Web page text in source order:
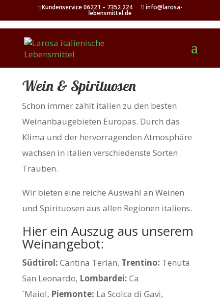
Kundenservice 06221 – 7352 224 info@larosa-
lebensmittel.de
Wein & Spirituosen
Schon immer zählt italien zu den besten
Weinanbaugebieten Europas. Durch das
Klima und der hervorragenden Atmosphäre
wachsen in italien verschiedenste Sorten
Trauben.
Wir bieten eine reiche Auswahl an Weinen
und Spirituosen aus allen Regionen italiens.
Hier ein Auszug aus unserem
Weinangebot:
Südtirol: Cantina Terlan, Trentino: Tenuta
San Leonardo, Lombardei: Ca
´Maiol, Piemonte: La Scolca di Gavi,